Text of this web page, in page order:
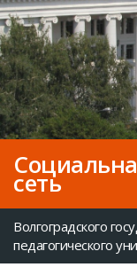
сеть
Волгоградского
педагогического